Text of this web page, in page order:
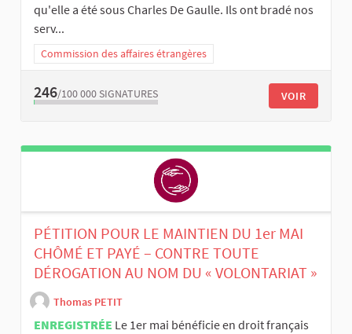
qu'elle a été sous Charles De Gaulle. Ils ont bradé nos
serv...
Commission des affaires étrangères
246/100 000 SIGNATURES VOIR
PÉTITION POUR LE MAINTIEN DU 1er MAI
CHÔMÉ ET PAYÉ – CONTRE TOUTE
DÉROGATION AU NOM DU « VOLONTARIAT »
Thomas PETIT
ENREGISTRÉE Le 1er mai bénéficie en droit français